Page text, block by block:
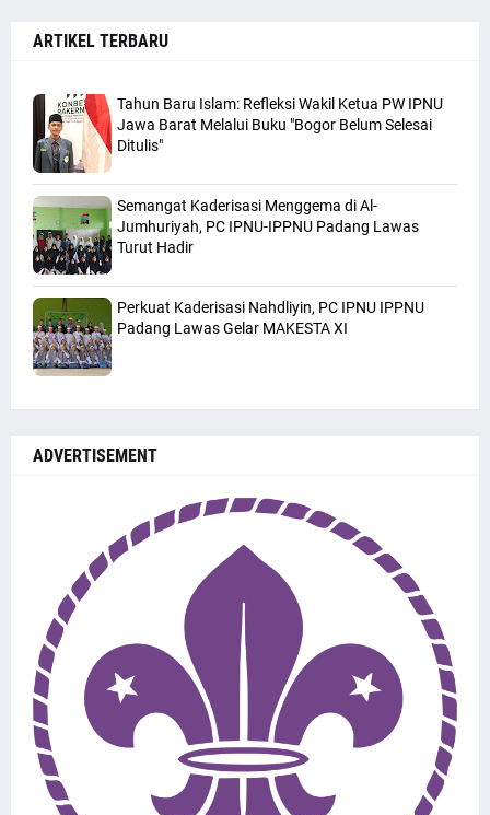
ARTIKEL TERBARU
Tahun Baru Islam: Refleksi Wakil Ketua PW IPNU
Jawa Barat Melalui Buku "Bogor Belum Selesai
Ditulis"
Semangat Kaderisasi Menggema di Al-
Jumhuriyah, PC IPNU-IPPNU Padang Lawas
Turut Hadir
Perkuat Kaderisasi Nahdliyin, PC IPNU IPPNU
Padang Lawas Gelar MAKESTA XI
ADVERTISEMENT